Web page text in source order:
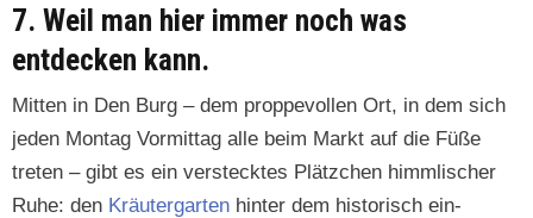
7. Weil man hier immer noch was
entdecken kann.
Mit­ten in Den Burg – dem proppevollen Ort, in dem sich
jeden Mon­tag Vor­mit­tag alle beim Markt auf die Füße
treten – gibt es ein ver­steck­tes Plätzchen himm­lis­ch­er
Ruhe: den Kräuter­garten hin­ter dem his­torisch ein­